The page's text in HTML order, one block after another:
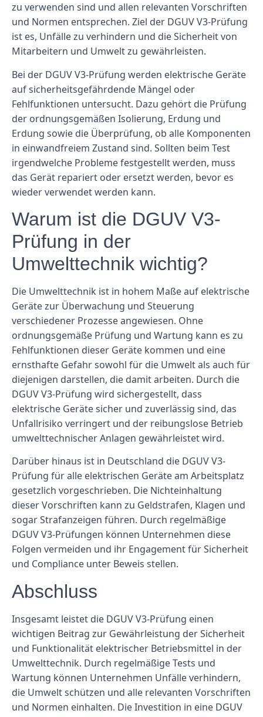
zu verwenden sind und allen relevanten Vorschriften
und Normen entsprechen. Ziel der DGUV V3-Prüfung
ist es, Unfälle zu verhindern und die Sicherheit von
Mitarbeitern und Umwelt zu gewährleisten.
Bei der DGUV V3-Prüfung werden elektrische Geräte
auf sicherheitsgefährdende Mängel oder
Fehlfunktionen untersucht. Dazu gehört die Prüfung
der ordnungsgemäßen Isolierung, Erdung und
Erdung sowie die Überprüfung, ob alle Komponenten
in einwandfreiem Zustand sind. Sollten beim Test
irgendwelche Probleme festgestellt werden, muss
das Gerät repariert oder ersetzt werden, bevor es
wieder verwendet werden kann.
Warum ist die DGUV V3-
Prüfung in der
Umwelttechnik wichtig?
Die Umwelttechnik ist in hohem Maße auf elektrische
Geräte zur Überwachung und Steuerung
verschiedener Prozesse angewiesen. Ohne
ordnungsgemäße Prüfung und Wartung kann es zu
Fehlfunktionen dieser Geräte kommen und eine
ernsthafte Gefahr sowohl für die Umwelt als auch für
diejenigen darstellen, die damit arbeiten. Durch die
DGUV V3-Prüfung wird sichergestellt, dass
elektrische Geräte sicher und zuverlässig sind, das
Unfallrisiko verringert und der reibungslose Betrieb
umwelttechnischer Anlagen gewährleistet wird.
Darüber hinaus ist in Deutschland die DGUV V3-
Prüfung für alle elektrischen Geräte am Arbeitsplatz
gesetzlich vorgeschrieben. Die Nichteinhaltung
dieser Vorschriften kann zu Geldstrafen, Klagen und
sogar Strafanzeigen führen. Durch regelmäßige
DGUV V3-Prüfungen können Unternehmen diese
Folgen vermeiden und ihr Engagement für Sicherheit
und Compliance unter Beweis stellen.
Abschluss
Insgesamt leistet die DGUV V3-Prüfung einen
wichtigen Beitrag zur Gewährleistung der Sicherheit
und Funktionalität elektrischer Betriebsmittel in der
Umwelttechnik. Durch regelmäßige Tests und
Wartung können Unternehmen Unfälle verhindern,
die Umwelt schützen und alle relevanten Vorschriften
und Normen einhalten. Die Investition in eine DGUV